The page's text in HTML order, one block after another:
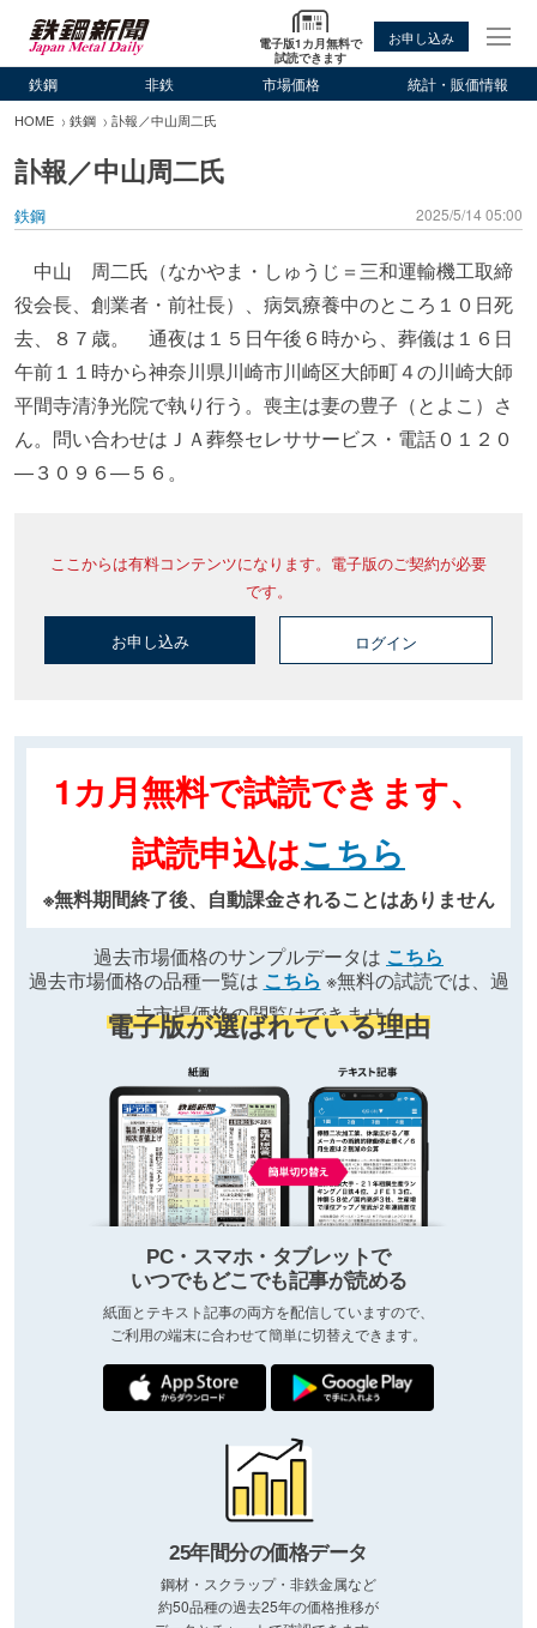
電子版1カ月無料で
試読できます
お申し込み
鉄鋼 非鉄 市場価格 統計・販価情報
HOME 鉄鋼 訃報／中山周二氏
訃報／中山周二氏
鉄鋼 2025/5/14 05:00
中山 周二氏（なかやま・しゅうじ＝三和運輸機工取締
役会長、創業者・前社長）、病気療養中のところ１０日死
去、８７歳。 通夜は１５日午後６時から、葬儀は１６日
午前１１時から神奈川県川崎市川崎区大師町４の川崎大師
平間寺清浄光院で執り行う。喪主は妻の豊子（とよこ）さ
ん。問い合わせはＪＡ葬祭セレササービス・電話０１２０
―３０９６―５６。
ここからは有料コンテンツになります。電子版のご契約が必要
です。
お申し込み ログイン
1カ月無料で試読できます、
試読申込はこちら
※無料期間終了後、自動課金されることはありません
過去市場価格のサンプルデータは こちら
過去市場価格の品種一覧は こちら ※無料の試読では、過
去市場価格の閲覧はできません
電子版が選ばれている理由
PC・スマホ・タブレットで
いつでもどこでも記事が読める
紙面とテキスト記事の両方を配信していますので、
ご利用の端末に合わせて簡単に切替えできます。
25年間分の価格データ
鋼材・スクラップ・非鉄金属など
約50品種の過去25年の価格推移が